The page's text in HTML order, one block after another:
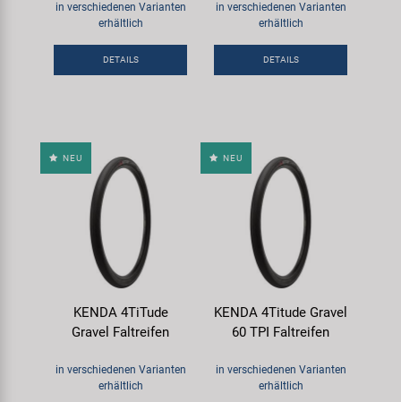
in verschiedenen Varianten
erhältlich
DETAILS
in verschiedenen Varianten
erhältlich
DETAILS
NEU
KENDA 4TiTude
Gravel Faltreifen
in verschiedenen Varianten
erhältlich
NEU
KENDA 4Titude Gravel
60 TPI Faltreifen
in verschiedenen Varianten
erhältlich